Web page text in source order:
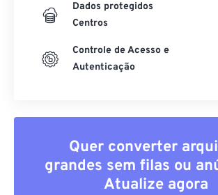
Dados protegidos
Centros
Controle de Acesso e
Autenticação
Quer converter
grandes sem filas ou
Atualize agora